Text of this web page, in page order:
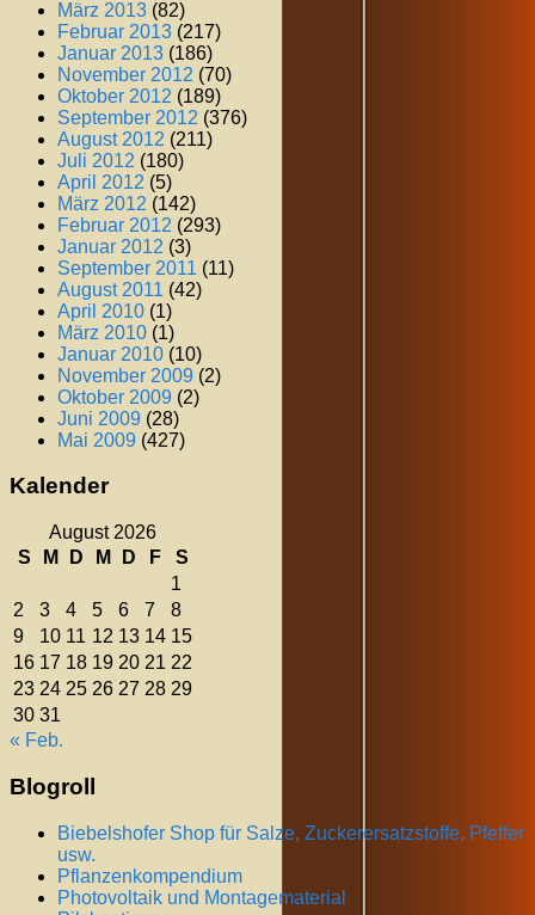
März 2013 (82)
Februar 2013 (217)
Januar 2013 (186)
November 2012 (70)
Oktober 2012 (189)
September 2012 (376)
August 2012 (211)
Juli 2012 (180)
April 2012 (5)
März 2012 (142)
Februar 2012 (293)
Januar 2012 (3)
September 2011 (11)
August 2011 (42)
April 2010 (1)
März 2010 (1)
Januar 2010 (10)
November 2009 (2)
Oktober 2009 (2)
Juni 2009 (28)
Mai 2009 (427)
Kalender
August 2026
S
M D M D F
S
1
2
3 4 5 6 7
8
9
10 11 12 13 14 15
16 17 18 19 20 21 22
23 24 25 26 27 28 29
30 31
« Feb.
Blogroll
Biebelshofer Shop für Salze, Zuckerersatzstoffe, Pfeffer
usw.
Pflanzenkompendium
Photovoltaik und Montagematerial